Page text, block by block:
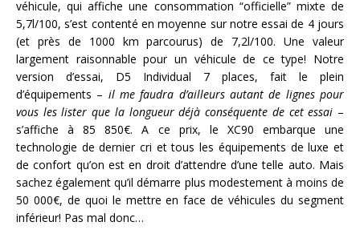
véhicule, qui affiche une consommation “officielle” mixte de
5,7l/100, s’est contenté en moyenne sur notre essai de 4 jours
(et près de 1000 km parcourus) de 7,2l/100. Une valeur
largement raisonnable pour un véhicule de ce type! Notre
version d’essai, D5 Individual 7 places, fait le plein
d’équipements – il me faudra d’ailleurs autant de lignes pour
vous les lister que la longueur déjà conséquente de cet essai –
s’affiche à 85 850€. A ce prix, le XC90 embarque une
technologie de dernier cri et tous les équipements de luxe et
de confort qu’on est en droit d’attendre d’une telle auto. Mais
sachez également qu’il démarre plus modestement à moins de
50 000€, de quoi le mettre en face de véhicules du segment
inférieur! Pas mal donc…